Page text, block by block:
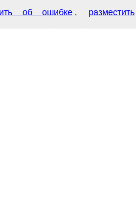
об ошибке ,
разместить